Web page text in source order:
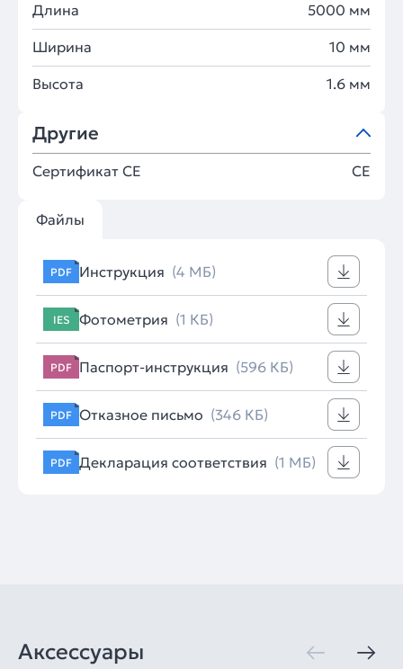
Длина 5000 мм
Ширина 10 мм
Высота 1.6 мм
Другие
Сертификат CE CE
Файлы
PDF Инструкция (4 МБ)
IES Фотометрия (1 КБ)
PDF Паспорт-инструкция (596 КБ)
PDF Отказное письмо (346 КБ)
PDF Декларация соответствия (1 МБ)
Аксессуары